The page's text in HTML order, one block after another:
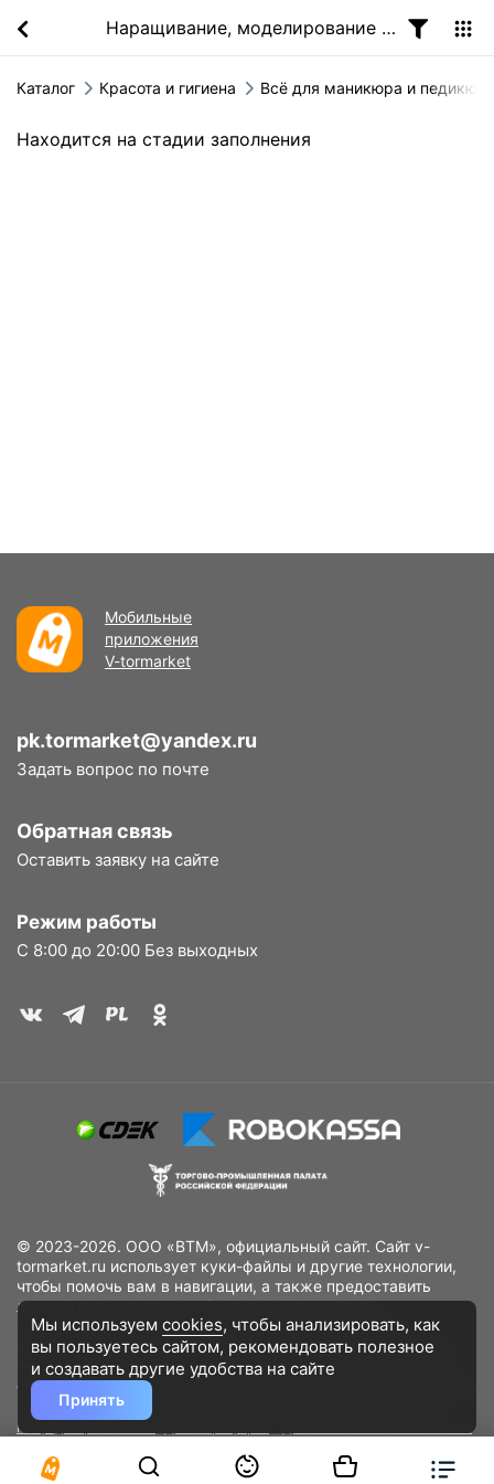
Наращивание, моделирование ногтей
Каталог Красота и гигиена Всё для маникюра и
Находится на стадии заполнения
Мобильные
приложения
V-tormarket
pk.tormarket@yandex.ru
Задать вопрос по почте
Обратная связь
Оставить заявку на сайте
Режим работы
С 8:00 до 20:00 Без выходных
© 2023-2026. ООО «ВТМ», официальный сайт. Сайт v-
tormarket.ru использует куки-файлы и другие технологии,
чтобы помочь вам в навигации, а также предоставить
лучший пользовательский опыт, анализировать
использование наших продуктов и услуг, повысить
качество рекламных и маркетинговых активностей. Если
Вы не хотите, чтобы Ваши пользовательские данные
обрабатывались, пожалуйста, ограничьте их использование
в своём браузере.
конфиденциальности
Разработано DST Global
Мы используем cookies, чтобы анализировать, как
вы пользуетесь сайтом, рекомендовать полезное
и создавать другие удобства на сайте
Принять